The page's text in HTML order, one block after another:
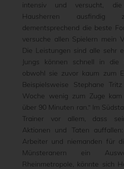
intensiv und versucht, die
Hausherren
dementsprechend die beste
versuche allen Spielern mein
Die Leistungen sind alle sehr
Jungs können schnell in die
obwohl sie zuvor kaum zum
Beispielsweise Stephane
Woche wenig zum Zuge
über 90 Minuten ran.“ Im
Trainer vor allem, dass
Aktionen und Taten
Arbeiter und niemanden für
Münsteranern ein
Rheinmetropole, könnte sich